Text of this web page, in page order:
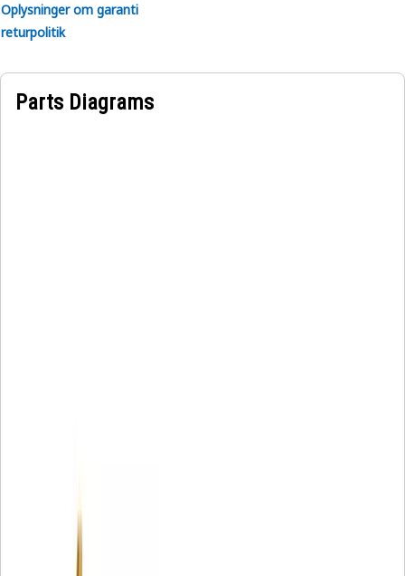
Oplysninger om garanti
returpolitik
Parts Diagrams